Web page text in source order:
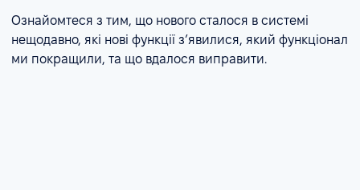
Ознайомтеся з тим, що нового сталося в системі
нещодавно, які нові функції з’явилися, який функціонал
ми покращили, та що вдалося виправити.